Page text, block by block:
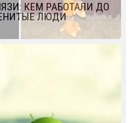
КЕМ РАБОТАЛИ ДО
ЛЮДИ